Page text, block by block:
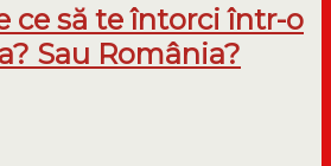
ce să te întorci într-o
Sau România?